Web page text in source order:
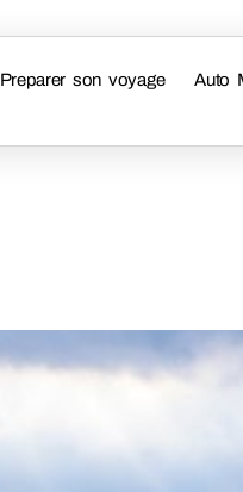
Preparer son voyage Auto